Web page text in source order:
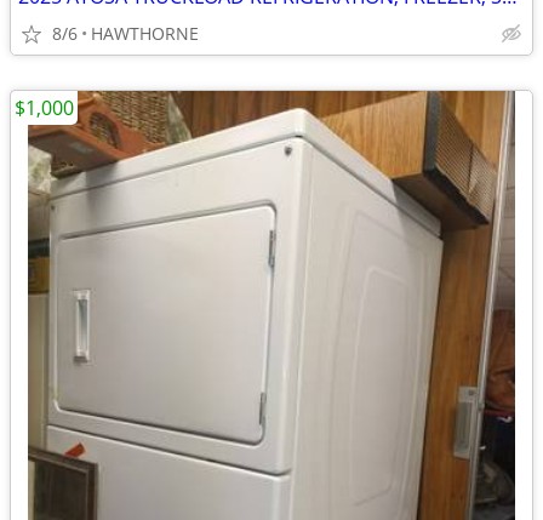
8/6 HAWTHORNE
$1,000